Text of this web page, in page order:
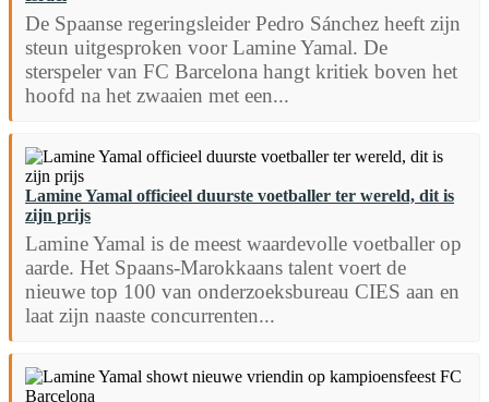
De Spaanse regeringsleider Pedro Sánchez heeft zijn
steun uitgesproken voor Lamine Yamal. De
sterspeler van FC Barcelona hangt kritiek boven het
hoofd na het zwaaien met een...
Lamine Yamal officieel duurste voetballer ter wereld, dit is
zijn prijs
Lamine Yamal is de meest waardevolle voetballer op
aarde. Het Spaans-Marokkaans talent voert de
nieuwe top 100 van onderzoeksbureau CIES aan en
laat zijn naaste concurrenten...